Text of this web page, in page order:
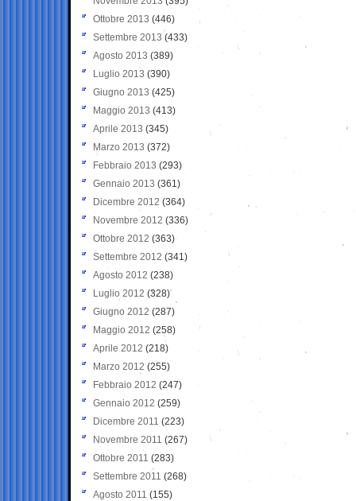
Ottobre 2013 (446)
Settembre 2013 (433)
Agosto 2013 (389)
Luglio 2013 (390)
Giugno 2013 (425)
Maggio 2013 (413)
Aprile 2013 (345)
Marzo 2013 (372)
Febbraio 2013 (293)
Gennaio 2013 (361)
Dicembre 2012 (364)
Novembre 2012 (336)
Ottobre 2012 (363)
Settembre 2012 (341)
Agosto 2012 (238)
Luglio 2012 (328)
Giugno 2012 (287)
Maggio 2012 (258)
Aprile 2012 (218)
Marzo 2012 (255)
Febbraio 2012 (247)
Gennaio 2012 (259)
Dicembre 2011 (223)
Novembre 2011 (267)
Ottobre 2011 (283)
Settembre 2011 (268)
Agosto 2011 (155)